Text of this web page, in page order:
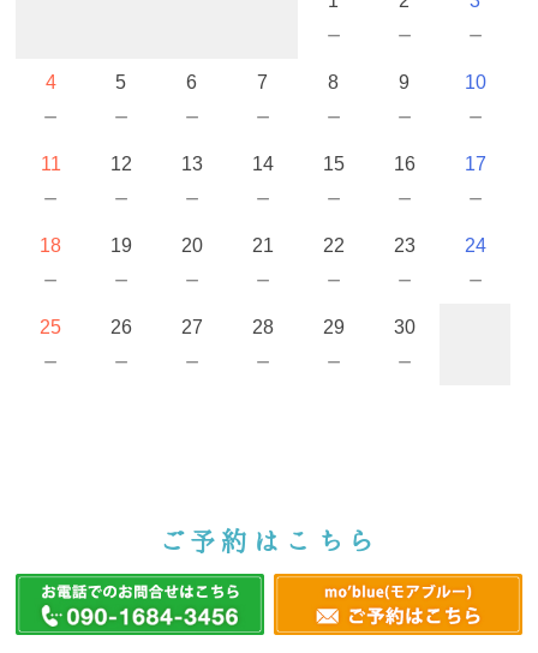
－ － －
4
－
5
－
6
－
7
－
8
－
9
－
10
－
11
－
12
－
13
－
14
－
15
－
16
－
17
－
18
－
19
－
20
－
21
－
22
－
23
－
24
－
25
－
26
－
27
－
28
－
29
－
30
－
ご予約はこちら